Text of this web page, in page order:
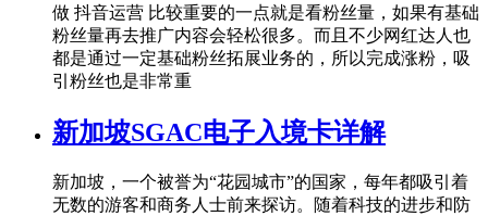
做 抖音运营 比较重要的一点就是看粉丝量，如果有基础
粉丝量再去推广内容会轻松很多。而且不少网红达人也
都是通过一定基础粉丝拓展业务的，所以完成涨粉，吸
引粉丝也是非常重
新加坡SGAC电子入境卡详解
新加坡，一个被誉为“花园城市”的国家，每年都吸引着
无数的游客和商务人士前来探访。随着科技的进步和防